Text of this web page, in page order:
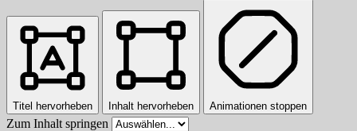
Titel hervorheben Inhalt hervorheben Animationen stoppen
Zum Inhalt springen